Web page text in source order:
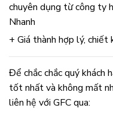
chuyên dụng từ công ty
Nhanh
+ Giá thành hợp lý, chiết
Để chắc chắc quý khách
tốt nhất và không mất
liên hệ với GFC qua: